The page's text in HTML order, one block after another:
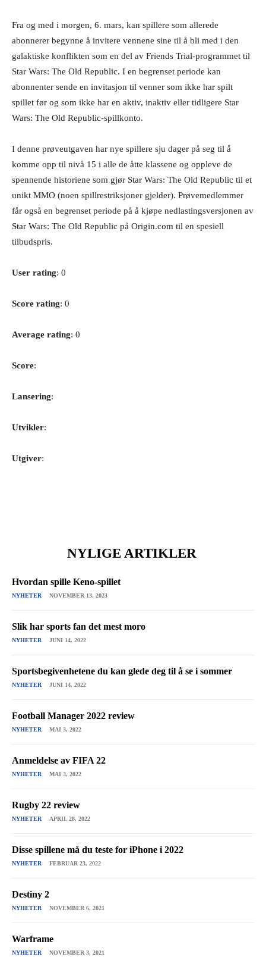
Fra og med i morgen, 6. mars, kan spillere som allerede
abonnerer begynne å invitere vennene sine til å bli med i den
galaktiske konflikten som en del av Friends Trial-programmet til
Star Wars: The Old Republic. I en begrenset periode kan
abonnenter sende en invitasjon til venner som ikke har spilt
spillet før og som ikke har en aktiv, inaktiv eller tidligere Star
Wars: The Old Republic-spillkonto.
I denne prøveutgaven har nye spillere sju dager på seg til å
komme opp til nivå 15 i alle de åtte klassene og oppleve de
spennende historiene som gjør Star Wars: The Old Republic til et
unikt MMO (noen spillrestriksjoner gjelder). Prøvemedlemmer
får også en begrenset periode på å kjøpe nedlastingsversjonen av
Star Wars: The Old Republic på Origin.com til en spesiell
tilbudspris.
User rating: 0
Score rating: 0
Average rating: 0
Score:
Lansering:
Utvikler:
Utgiver:
NYLIGE ARTIKLER
Hvordan spille Keno-spillet
NYHETER NOVEMBER 13, 2023
Slik har sports fan det mest moro
NYHETER JUNI 14, 2022
Sportsbegivenhetene du kan glede deg til å se i sommer
NYHETER JUNI 14, 2022
Football Manager 2022 review
NYHETER MAI 3, 2022
Anmeldelse av FIFA 22
NYHETER MAI 3, 2022
Rugby 22 review
NYHETER APRIL 28, 2022
Disse spillene må du teste for iPhone i 2022
NYHETER FEBRUAR 23, 2022
Destiny 2
NYHETER NOVEMBER 6, 2021
Warframe
NYHETER NOVEMBER 3, 2021